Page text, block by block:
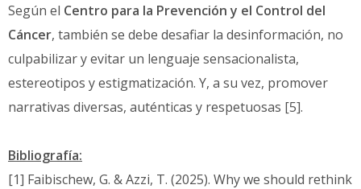
Según el Centro para la Prevención y el Control del
Cáncer, también se debe desafiar la desinformación, no
culpabilizar y evitar un lenguaje sensacionalista,
estereotipos y estigmatización. Y, a su vez, promover
narrativas diversas, auténticas y respetuosas [5].
Bibliografía:
[1] Faibischew, G. & Azzi, T. (2025). Why we should rethink